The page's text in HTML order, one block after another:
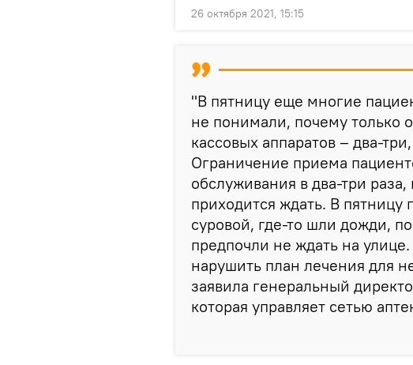
26 октября 2021, 15:15
"В пятницу еще многие
не понимали, почему только
кассовых аппаратов – два-
Ограничение приема
обслуживания в два-три
приходится ждать. В пятницу
суровой, где-то шли дожди,
предпочли не ждать на
нарушить план лечения для
заявила генеральный
которая управляет сетью